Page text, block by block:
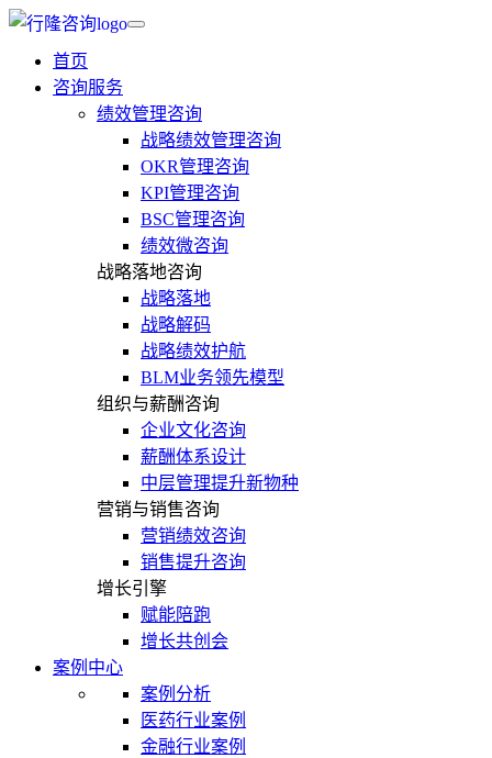
首页
咨询服务
绩效管理咨询
战略绩效管理咨询
OKR管理咨询
KPI管理咨询
BSC管理咨询
绩效微咨询
战略落地咨询
战略落地
战略解码
战略绩效护航
BLM业务领先模型
组织与薪酬咨询
企业文化咨询
薪酬体系设计
中层管理提升新物种
营销与销售咨询
营销绩效咨询
销售提升咨询
增长引擎
赋能陪跑
增长共创会
案例中心
案例分析
医药行业案例
金融行业案例